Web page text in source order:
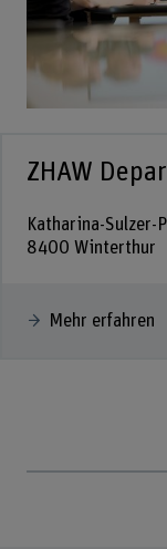
ZHAW
Katharina-Sulzer-
8400 Winterthur
Mehr erfahren